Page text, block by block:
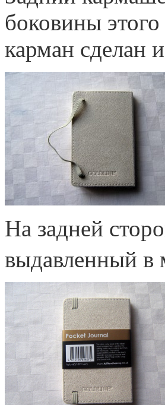
боковины
карман сделан
На задней
выдавленный в